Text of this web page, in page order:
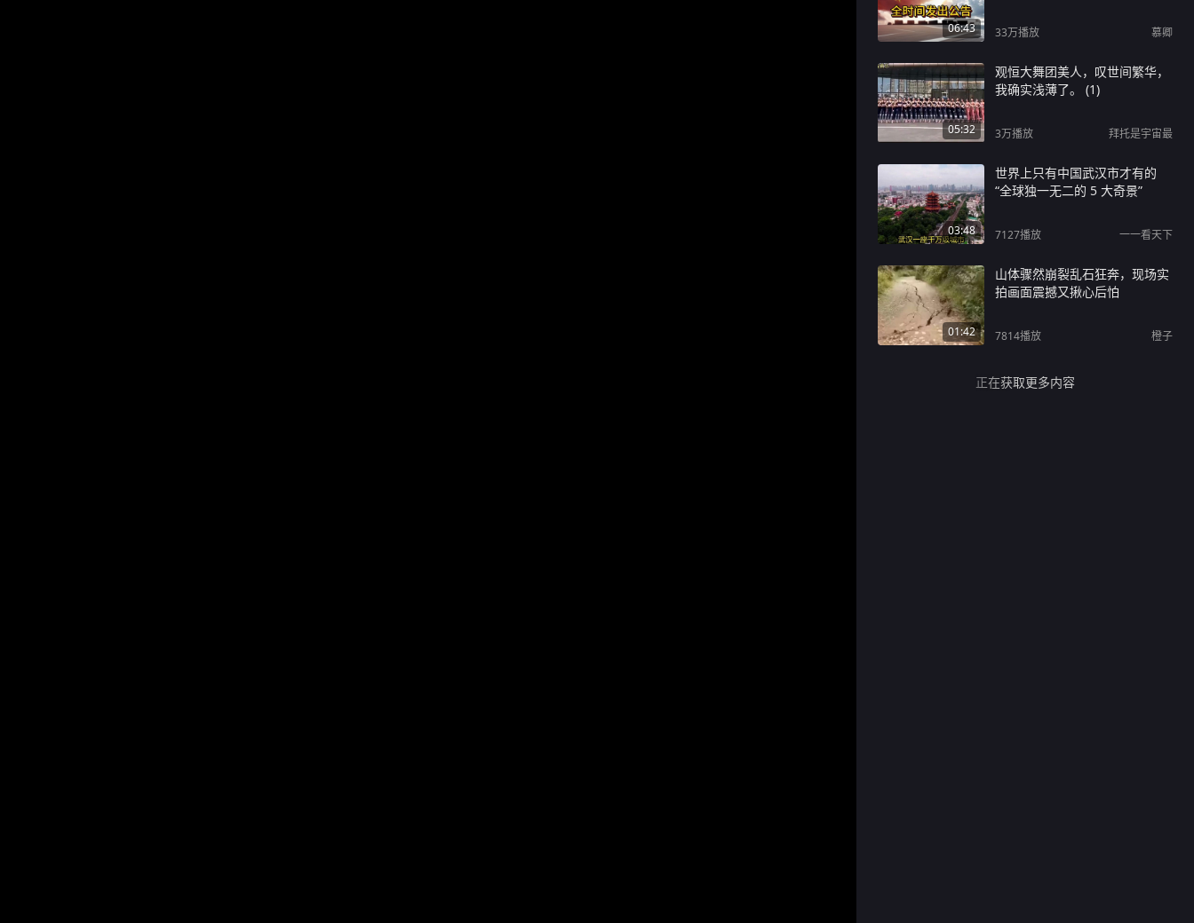
06:43 33万播放 慕卿
05:32
观恒大舞团美人，叹世间繁华，
我确实浅薄了。 (1)
3万播放 拜托是宇宙最
03:48
世界上只有中国武汉市才有的
“全球独一无二的 5 大奇景”
7127播放 一一看天下
01:42
山体骤然崩裂乱石狂奔，现场实
拍画面震撼又揪心后怕
7814播放 橙子
正在获取更多内容